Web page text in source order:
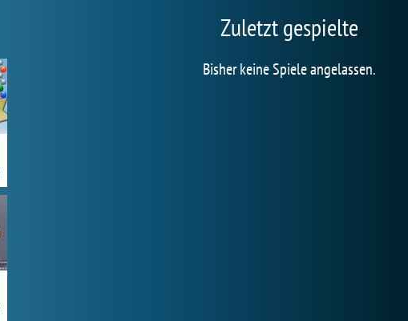
Zuletzt gespielte
Bisher keine Spiele angelassen.